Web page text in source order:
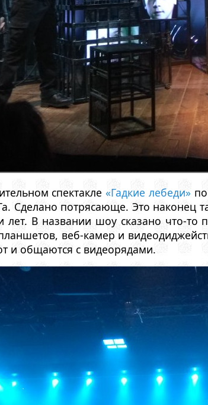
спектакле«Гадкие лебеди»по
Сделано потрясающе. Это наконец
лет. В названии шоу сказано что-
веб-камер и
и общаются с видеорядами.